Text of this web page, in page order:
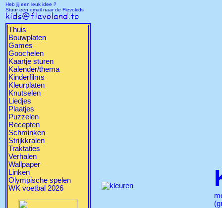
Heb jij een leuk idee ?
Stuur een email naar de Flevokids
Thuis
Bouwplaten
Games
Goochelen
Kaartje sturen
Kalender/thema
Kinderfilms
Kleurplaten
Knutselen
Liedjes
Plaatjes
Puzzelen
Recepten
Schminken
Strijkkralen
Traktaties
Verhalen
Wallpaper
Linken
Olympische spelen
WK voetbal 2026